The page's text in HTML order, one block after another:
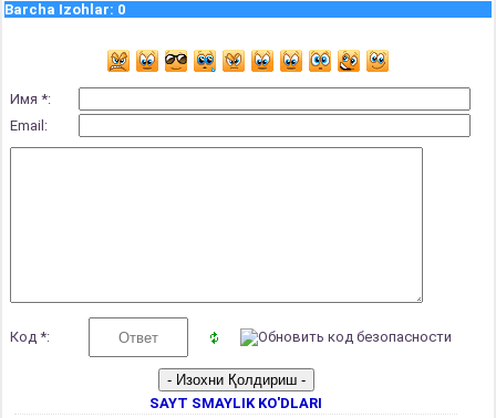
Barcha Izohlar: 0
Имя *:
Email:
Код *:
SAYT SMAYLIK KO'DLARI